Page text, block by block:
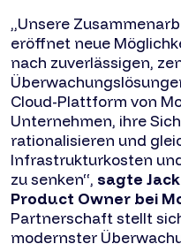
„Unsere
eröffnet neue
nach zuverlässigen,
Cloud-Plattform von
Unternehmen, ihre
rationalisieren und
Infrastrukturkosten
zu senken“, sagte
Product Owner bei
Partnerschaft stellt
modernster